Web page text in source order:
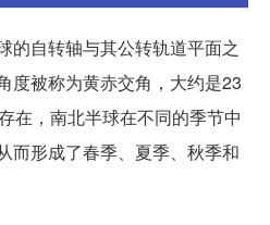
的自转轴与其公转轨道平面之
度被称为黄赤交角，大约是23
在，南北半球在不同的季节中
而形成了春季、夏季、秋季和